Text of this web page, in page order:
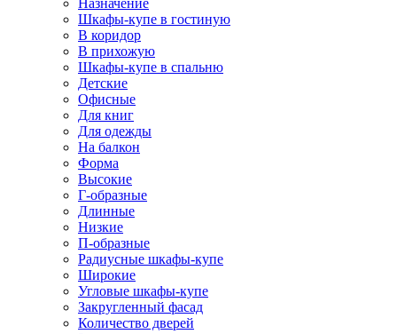
Назначение
Шкафы-купе в гостиную
В коридор
В прихожую
Шкафы-купе в спальню
Детские
Офисные
Для книг
Для одежды
На балкон
Форма
Высокие
Г-образные
Длинные
Низкие
П-образные
Радиусные шкафы-купе
Широкие
Угловые шкафы-купе
Закругленный фасад
Количество дверей